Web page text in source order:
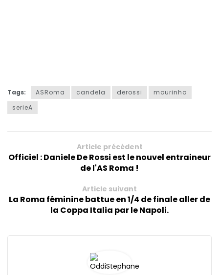
Tags: ASRoma candela derossi
mourinho
serieA
Article précédent
Officiel : Daniele De Rossi est le nouvel entraineur
de l'AS Roma !
Article suivant
La Roma féminine battue en 1/4 de finale aller de
la Coppa Italia par le Napoli.